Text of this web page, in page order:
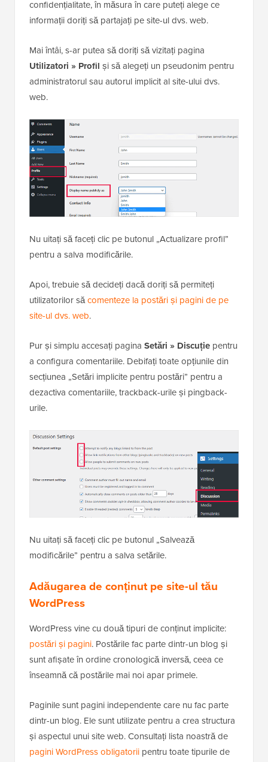
confidențialitate, în măsura în care puteți alege ce
informații doriți să partajați pe site-ul dvs. web.
Mai întâi, s-ar putea să doriți să vizitați pagina
Utilizatori » Profil și să alegeți un pseudonim pentru
administratorul sau autorul implicit al site-ului dvs.
web.
Nu uitați să faceți clic pe butonul „Actualizare profil”
pentru a salva modificările.
Apoi, trebuie să decideți dacă doriți să permiteți
utilizatorilor săcomenteze la postări și pagini de pe
site-ul dvs. web.
Pur și simplu accesați pagina Setări » Discuție pentru
a configura comentariile. Debifați toate opțiunile din
secțiunea „Setări implicite pentru postări” pentru a
dezactiva comentariile, trackback-urile și pingback-
urile.
Nu uitați să faceți clic pe butonul „Salvează
modificările” pentru a salva setările.
Adăugarea de conținut pe site-ul tău
WordPress
WordPress vine cu două tipuri de conținut implicite:
postări și pagini. Postările fac parte dintr-un blog și
sunt afișate în ordine cronologică inversă, ceea ce
înseamnă că postările mai noi apar primele.
Paginile sunt pagini independente care nu fac parte
dintr-un blog. Ele sunt utilizate pentru a crea structura
și aspectul unui site web. Consultați lista noastră de
pagini WordPress obligatorii pentru toate tipurile de